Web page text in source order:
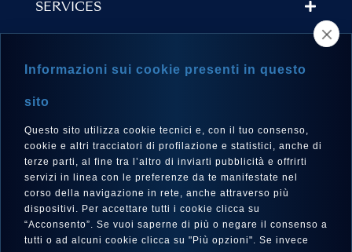
SERVICES
LANGUAGE
English
Informazioni sui cookie presenti in questo
sito
Questo sito utilizza cookie tecnici e, con il tuo consenso,
cookie e altri tracciatori di profilazione e statistici, anche di
terze parti, al fine tra l’altro di inviarti pubblicità e offrirti
servizi in linea con le preferenze da te manifestate nel
corso della navigazione in rete, anche attraverso più
dispositivi. Per accettare tutti i cookie clicca su
“Acconsento”. Se vuoi saperne di più o negare il consenso a
tutti o ad alcuni cookie clicca su "Più opzioni". Se invece